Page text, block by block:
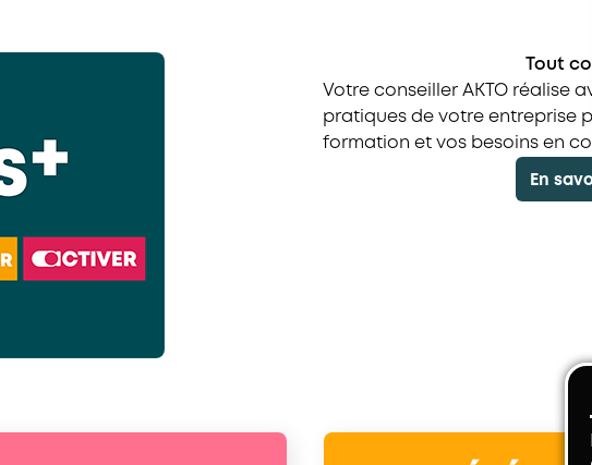
Tout
Votre conseiller AKTO réalise
pratiques de votre entreprise
formation et vos besoins en
En